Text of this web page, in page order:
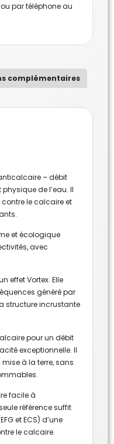
ou par téléphone au
complémentaires
anticalcaire – débit
de l’eau. Il
le calcaire et
et écologique
avec
effet Vortex. Elle
généré par
structure incrustante
pour un débit
exceptionnelle. Il
à la terre, sans
facile à
référence suffit
et ECS) d’une
le calcaire.